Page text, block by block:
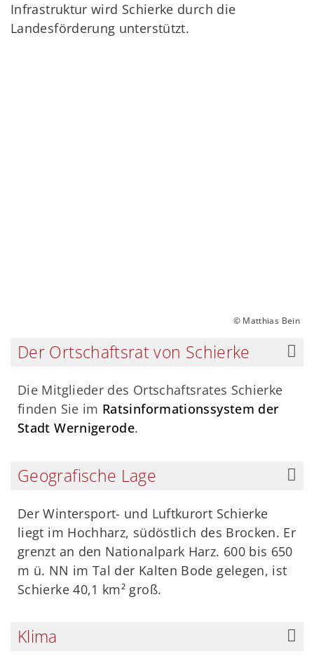
Infrastruktur wird Schierke durch die
Landesförderung unterstützt.
© Matthias Bein
Der Ortschaftsrat von Schierke
Die Mitglieder des Ortschaftsrates Schierke
finden Sie im Ratsinformationssystem der
Stadt Wernigerode.
Geografische Lage
Der Wintersport- und Luftkurort Schierke
liegt im Hochharz, südöstlich des Brocken. Er
grenzt an den Nationalpark Harz. 600 bis 650
m ü. NN im Tal der Kalten Bode gelegen, ist
Schierke 40,1 km² groß.
Klima